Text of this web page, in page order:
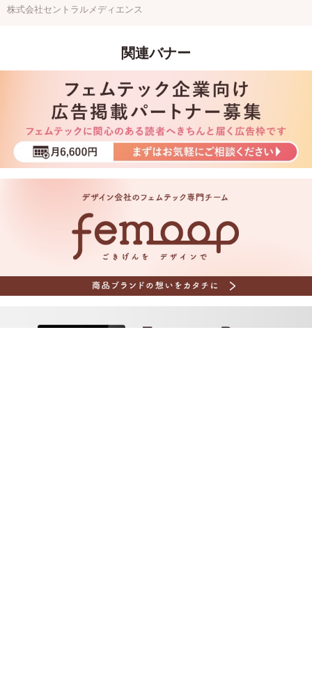
株式会社セントラルメディエンス
関連バナー